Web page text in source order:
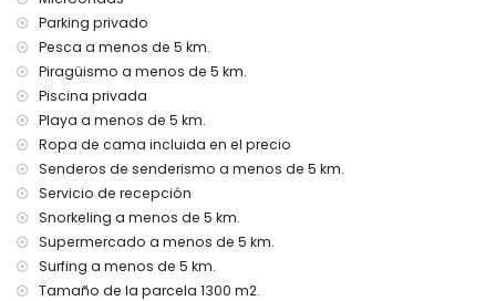
Cine, teatro, discoteca, bar y paseo marítimo (El Arenal) (a
menos de 5 kilómetros de la casa)
Lugares de interés y cultura en Jávea, Costa Blanca
Museo (Histórico de Jávea, Jávea), iglesia (San Bartolomé,
Pueblo, Jávea), ruina (Molinos de Viento, Jávea),
monumento (Pueblo de Jávea, Jávea), edificio
arquitectónico (Pueblo de Jávea, Jávea), lugar histórico
(Pueblo de Jávea y Jávea) (a menos de 10 kilómetros del
alojamiento)
Castillo (Portal de la Vila y Denia) (a menos de 25
kilómetros del alojamiento)
Deportes
Parking privado
Pesca a menos de 5 km.
Piragüismo a menos de 5 km.
Piscina privada
Playa a menos de 5 km.
Ropa de cama incluida en el precio
Senderos de senderismo a menos de 5 km.
Servicio de recepción
Snorkeling a menos de 5 km.
Supermercado a menos de 5 km.
Surfing a menos de 5 km.
Tamaño de la parcela 1300 m2.